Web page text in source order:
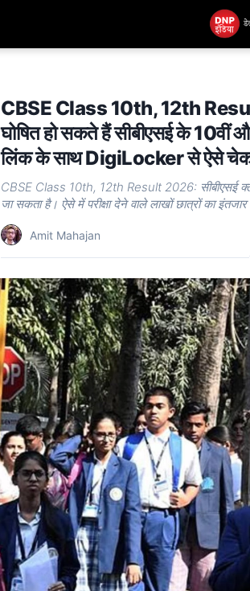
CBSE Class 10th, 12th
घोषित हो सकते हैं सीबीएसई के 10वीं
लिंक के साथ DigiLocker से ऐसे चेक
CBSE Class 10th, 12th Result 2026: सीबीएसई
जा सकता है। ऐसे में परीक्षा देने वाले लाखों छात्रों का
Amit Mahajan